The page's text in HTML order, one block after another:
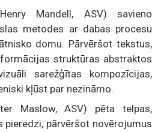
Mandell, ASV) savieno
metodes ar dabas procesu
domu. Pārvēršot tekstus,
struktūras abstraktos
sarežģītas kompozīcijas,
kļūst par nezināmo.
Maslow, ASV) pēta telpas,
pieredzi, pārvēršot novērojumus